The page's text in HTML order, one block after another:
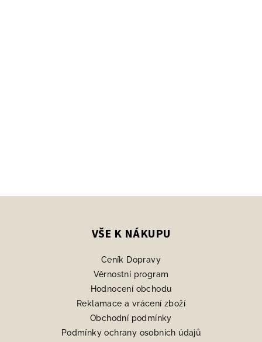
VŠE K NÁKUPU
Ceník Dopravy
Věrnostní program
Hodnocení obchodu
Reklamace a vrácení zboží
Obchodní podmínky
Podmínky ochrany osobních údajů